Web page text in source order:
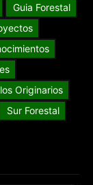
Guia Forestal
Originarios
Sur Forestal